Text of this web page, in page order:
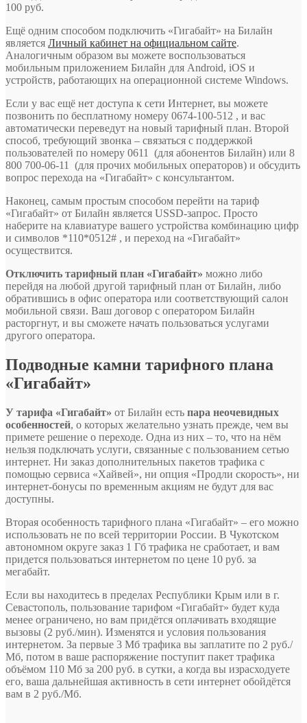
100 руб.
Ещё одним способом подключить «Гигабайт» на Билайн
является Личный кабинет на официальном сайте.
Аналогичным образом вы можете воспользоваться
мобильным приложением Билайн для Android, iOS и
устройств, работающих на операционной системе Windows.
Если у вас ещё нет доступа к сети Интернет, вы можете
позвонить по бесплатному номеру 0674-100-512 , и вас
автоматически переведут на новый тарифный план. Второй
способ, требующий звонка – связаться с поддержкой
пользователей по номеру 0611 (для абонентов Билайн) или 8
800 700-06-11
(для прочих мобильных операторов) и обсудить
вопрос перехода на «Гигабайт» с консультантом.
Наконец, самым простым способом перейти на тариф
«Гигабайт» от Билайн является USSD-запрос. Просто
наберите на клавиатуре вашего устройства комбинацию цифр
и символов *110*0512# , и переход на «Гигабайт»
осуществится.
Отключить тарифный план «Гигабайт» можно либо
перейдя на любой другой тарифный план от Билайн, либо
обратившись в офис оператора или соответствующий салон
мобильной связи. Ваш договор с оператором Билайн
расторгнут, и вы сможете начать пользоваться услугами
другого оператора.
Подводные камни тарифного плана
«Гигабайт»
У тарифа «Гигабайт» от Билайн есть пара неочевидных
особенностей, о которых желательно узнать прежде, чем вы
примете решение о переходе. Одна из них – то, что на нём
нельзя подключать услуги, связанные с пользованием сетью
интернет. Ни заказ дополнительных пакетов трафика с
помощью сервиса «Хайвей», ни опция «Продли скорость», ни
интернет-бонусы по временным акциям не будут для вас
доступны.
Вторая особенность тарифного плана «Гигабайт» – его можно
использовать не по всей территории России. В Чукотском
автономном округе заказ 1 Гб трафика не сработает, и вам
придется пользоваться интернетом по цене 10 руб. за
мегабайт.
Если вы находитесь в пределах Республики Крым или в г.
Севастополь, пользование тарифом «Гигабайт» будет куда
менее ограничено, но вам придётся оплачивать входящие
вызовы (2 руб./мин). Изменятся и условия пользования
интернетом. За первые 3 Мб трафика вы заплатите по 2 руб./
Мб, потом в ваше распоряжение поступит пакет трафика
объёмом 110 Мб за 200 руб. в сутки, а когда вы израсходуете
его, ваша дальнейшая активность в сети интернет обойдётся
вам в 2 руб./Мб.